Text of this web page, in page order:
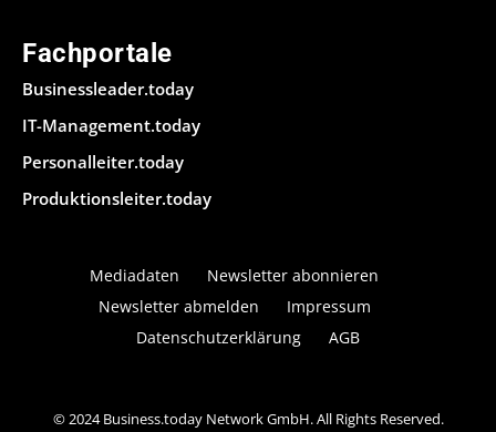
Fachportale
Businessleader.today
IT-Management.today
Personalleiter.today
Produktionsleiter.today
Mediadaten
Newsletter abonnieren
Newsletter abmelden
Impressum
Datenschutzerklärung
AGB
© 2024 Business.today Network GmbH. All Rights Reserved.